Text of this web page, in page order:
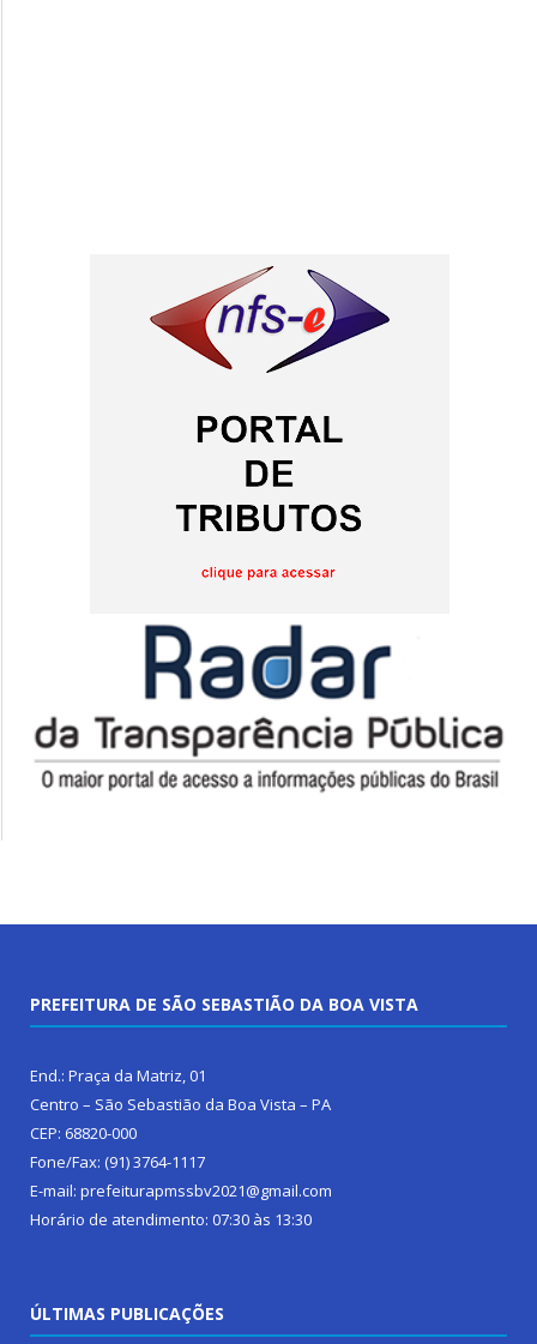
PREFEITURA DE SÃO SEBASTIÃO DA BOA VISTA
End.: Praça da Matriz, 01
Centro – São Sebastião da Boa Vista – PA
CEP: 68820-000
Fone/Fax: (91) 3764-1117
E-mail: prefeiturapmssbv2021@gmail.com
Horário de atendimento: 07:30 às 13:30
ÚLTIMAS PUBLICAÇÕES